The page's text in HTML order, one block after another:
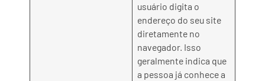
usuário digita o
endereço do seu site
diretamente no
navegador. Isso
geralmente indica que
a pessoa já conhece a